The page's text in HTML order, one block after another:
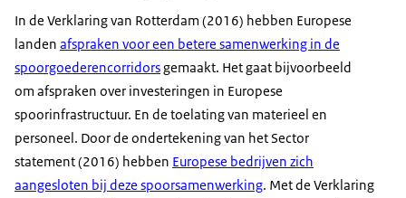
In de Verklaring van Rotterdam (2016) hebben Europese
landen afspraken voor een betere samenwerking in de
spoorgoederencorridorsgemaakt. Het gaat bijvoorbeeld
om afspraken over investeringen in Europese
spoorinfrastructuur. En de toelating van materieel en
personeel. Door de ondertekening van het Sector
statement(2016) hebben Europese bedrijven zich
aangesloten bij deze spoorsamenwerking. Met de Verklaring